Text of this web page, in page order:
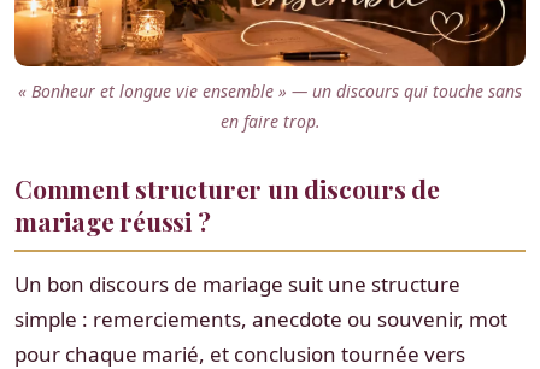
« Bonheur et longue vie ensemble » — un discours qui touche sans
en faire trop.
Comment structurer un discours de
mariage réussi ?
Un bon discours de mariage suit une structure
simple : remerciements, anecdote ou souvenir, mot
pour chaque marié, et conclusion tournée vers